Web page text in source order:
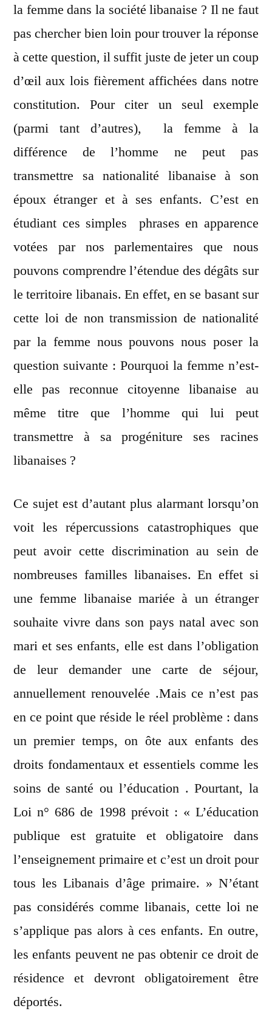
la femme dans la société libanaise ? Il ne faut
pas chercher bien loin pour trouver la réponse
à cette question, il suffit juste de jeter un coup
d’œil aux lois fièrement affichées dans notre
constitution. Pour citer un seul exemple
(parmi tant d’autres), la femme à la
différence de l’homme ne peut pas
transmettre sa nationalité libanaise à son
époux étranger et à ses enfants. C’est en
étudiant ces simples phrases en apparence
votées par nos parlementaires que nous
pouvons comprendre l’étendue des dégâts sur
le territoire libanais. En effet, en se basant sur
cette loi de non transmission de nationalité
par la femme nous pouvons nous poser la
question suivante : Pourquoi la femme n’est-
elle pas reconnue citoyenne libanaise au
même titre que l’homme qui lui peut
transmettre à sa progéniture ses racines
libanaises ?
Ce sujet est d’autant plus alarmant lorsqu’on
voit les répercussions catastrophiques que
peut avoir cette discrimination au sein de
nombreuses familles libanaises. En effet si
une femme libanaise mariée à un étranger
souhaite vivre dans son pays natal avec son
mari et ses enfants, elle est dans l’obligation
de leur demander une carte de séjour,
annuellement renouvelée .Mais ce n’est pas
en ce point que réside le réel problème : dans
un premier temps, on ôte aux enfants des
droits fondamentaux et essentiels comme les
soins de santé ou l’éducation . Pourtant, la
Loi n° 686 de 1998 prévoit : « L’éducation
publique est gratuite et obligatoire dans
l’enseignement primaire et c’est un droit pour
tous les Libanais d’âge primaire. » N’étant
pas considérés comme libanais, cette loi ne
s’applique pas alors à ces enfants. En outre,
les enfants peuvent ne pas obtenir ce droit de
résidence et devront obligatoirement être
déportés.